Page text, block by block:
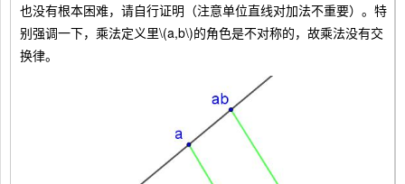
也没有根本困难，请自行证明（注意单位直线对加法不重要）。特
别强调一下，乘法定义里\(a,b\)的角色是不对称的，故乘法没有交
换律。